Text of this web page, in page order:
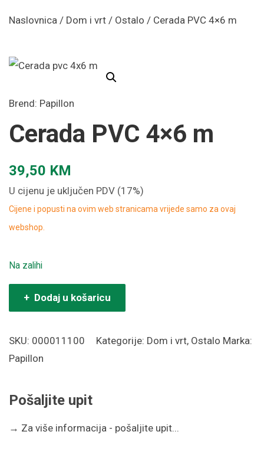
Naslovnica / Dom i vrt / Ostalo / Cerada PVC 4×6 m
Brend: Papillon
Cerada PVC 4×6 m
39,50 KM
U cijenu je uključen PDV (17%)
Cijene i popusti na ovim web stranicama vrijede samo za ovaj
webshop.
Na zalihi
Cerada
PVC
m
količina
+ Dodaj u košaricu
SKU: 000011100 Kategorije: Dom i vrt, Ostalo Marka:
Papillon
Pošaljite upit
→ Za više informacija - pošaljite upit...